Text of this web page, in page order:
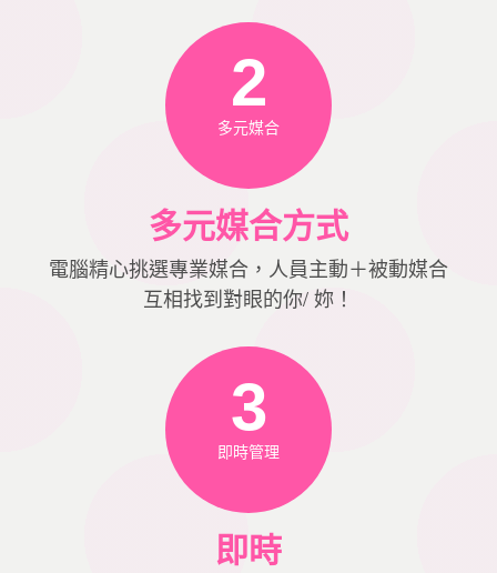
2
多元媒合
多元媒合方式
電腦精心挑選專業媒合，人員主動＋被動媒合
互相找到對眼的你/ 妳！
3
即時管理
即時